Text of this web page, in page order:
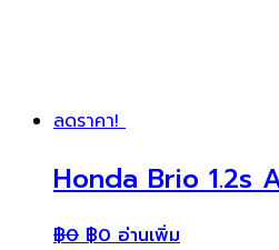
ลดราคา!
Honda Brio 1.2s
฿0 ฿0 อ่านเพิ่ม